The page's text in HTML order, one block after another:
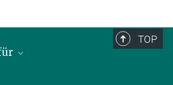
TOP